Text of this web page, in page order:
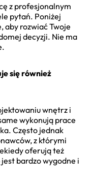
z profesjonalnym
pytań. Poniżej
aby rozwiać Twoje
decyzji. Nie ma
się również
wnętrz i
wykonują prace
Często jednak
z którymi
oferują też
bardzo wygodne i